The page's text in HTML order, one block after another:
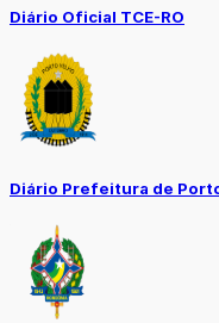
Diário Oficial TCE-RO
Diário Prefeitura de